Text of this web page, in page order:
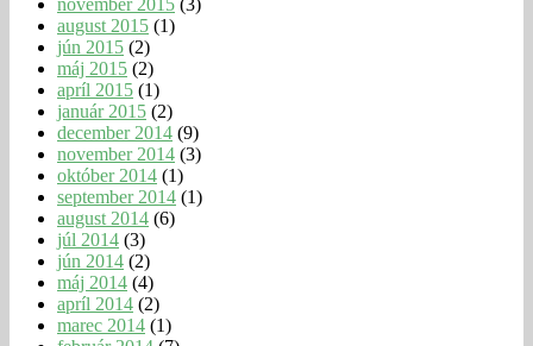
november 2015 (3)
august 2015 (1)
jún 2015 (2)
máj 2015 (2)
apríl 2015 (1)
január 2015 (2)
december 2014 (9)
november 2014 (3)
október 2014 (1)
september 2014 (1)
august 2014 (6)
júl 2014 (3)
jún 2014 (2)
máj 2014 (4)
apríl 2014 (2)
marec 2014 (1)